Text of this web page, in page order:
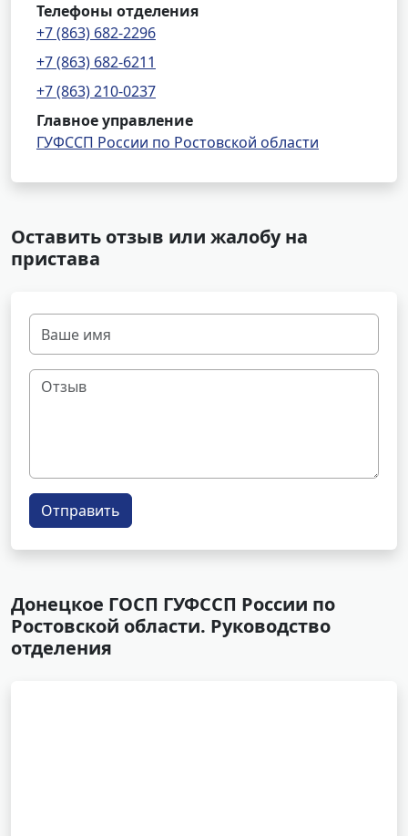
Телефоны отделения
+7 (863) 682-2296
+7 (863) 682-6211
+7 (863) 210-0237
Главное управление
ГУФССП России по Ростовской области
Оставить отзыв или жалобу на
пристава
Отправить
Донецкое ГОСП ГУФССП России по
Ростовской области. Руководство
отделения